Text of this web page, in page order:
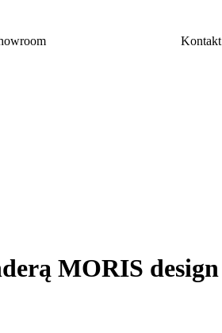
Kontakt
MORIS design